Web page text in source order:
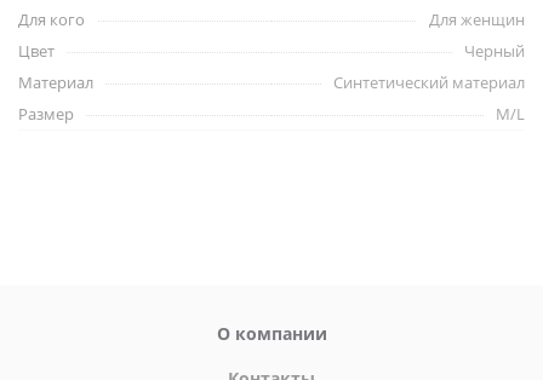
Для кого
Для женщин
Цвет
Черный
Материал
Синтетический материал
Размер
M/L
О компании